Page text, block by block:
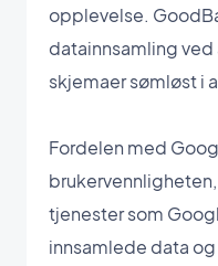
opplevelse.
datainnsamling
skjemaer sømløst i
Fordelen med
tjenester som
innsamlede data